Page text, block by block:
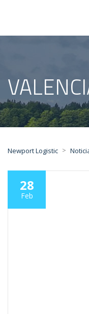
Newport Logistic >
28
Feb